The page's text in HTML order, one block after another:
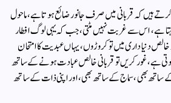
ہیں کہ قربانی میں صرف جانور ضائع ہوتا ہے، ماحول
ہے، اس سے غربت نہیں مٹتی، جب کہ یہی لوگ افطار
دنیا داری میں تو کروڑوں، یہاں عبدیت کا امتحان
ہے، غور کریں تو قربانی خالص عبادت ہونے کے ساتھ
بھی، سماج کے ساتھ بھی، اور اپنی ذات کے ساتھ